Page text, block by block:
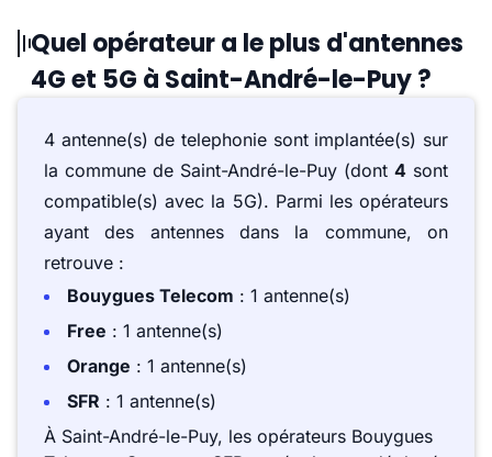
Quel opérateur a le plus d'antennes
4G et 5G à Saint-André-le-Puy ?
4 antenne(s) de telephonie sont implantée(s) sur
la commune de Saint-André-le-Puy (dont 4 sont
compatible(s) avec la 5G). Parmi les opérateurs
ayant des antennes dans la commune, on
retrouve :
Bouygues Telecom : 1 antenne(s)
Free : 1 antenne(s)
Orange : 1 antenne(s)
SFR : 1 antenne(s)
À Saint-André-le-Puy, les opérateurs Bouygues